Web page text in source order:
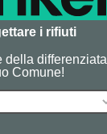
i rifiuti
della differenziata
Comune!